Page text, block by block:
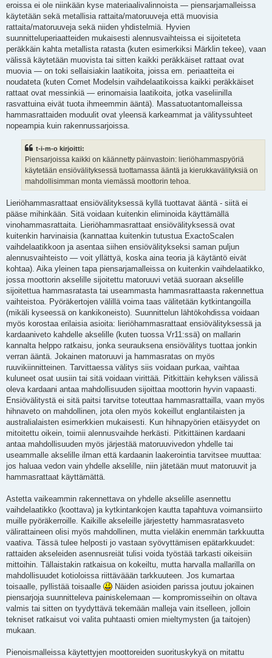
eroissa ei ole niinkään kyse materiaalivalinnoista — piensarjamalleissa
käytetään sekä metallisia rattaita/matoruuveja että muovisia
rattaita/matoruuveja sekä niiden yhdistelmiä. Hyvien
suunnitteluperiaatteiden mukaisesti alennusvaihteissa ei sijoiteteta
peräkkäin kahta metallista ratasta (kuten esimerkiksi Märklin tekee), vaan
välissä käytetään muovista tai sitten kaikki peräkkäiset rattaat ovat
muovia — on toki sellaisiakin laatikoita, joissa em. periaatteita ei
noudateta (kuten Comet Modelsin vaihdelaatikoissa kaikki peräkkäiset
rattaat ovat messinkiä — erinomaisia laatikoita, jotka vaseliinilla
rasvattuina eivät tuota ihmeemmin ääntä). Massatuotantomalleissa
hammasrattaiden moduulit ovat yleensä karkeammat ja välityssuhteet
nopeampia kuin rakennussarjoissa.
t-i-m-o kirjoitti:
Piensarjoissa kaikki on käännetty päinvastoin: lieriöhammaspyöriä
käytetään ensiövälityksessä tuottamassa ääntä ja kierukkavälityksiä on
mahdollisimman monta viemässä moottorin tehoa.
Lieriöhammasrattaat ensiövälityksessä kyllä tuottavat ääntä - siitä ei
pääse mihinkään. Sitä voidaan kuitenkin eliminoida käyttämällä
vinohammasrattaita. Lieriöhammasrattaat ensiövälityksessä ovat
kuitenkin harvinaisia (kannattaa kuitenkin tutustua ExactoScalen
vaihdelaatikkoon ja asentaa siihen ensiövälitykseksi saman puljun
alennusvaihteisto — voit yllättyä, koska aina teoria jä käytäntö eivät
kohtaa). Aika yleinen tapa piensarjamalleissa on kuitenkin vaihdelaatikko,
jossa moottorin akselille sijoitettu matoruuvi vetää suoraan akselille
sijoitettua hammasratasta tai useammasta hammasrattaasta rakennettua
vaihteistoa. Pyöräkertojen välillä voima taas välitetään kytkintangoilla
(mikäli kyseessä on kankikoneisto). Suunnittelun lähtökohdissa voidaan
myös korostaa erilaisia asioita: lieriöhammasrattaat ensiövälityksessä ja
kardaaniveto kahdelle akselille (kuten tuossa Vr11:ssä) on mallarin
kannalta helppo ratkaisu, jonka seurauksena ensiövälitys tuottaa jonkin
verran ääntä. Jokainen matoruuvi ja hammasratas on myös
ruuvikiinnitteinen. Tarvittaessa välitys siis voidaan purkaa, vaihtaa
kuluneet osat uusiin tai sitä voidaan virittää. Pitkittäin kehyksen välissä
oleva kardaani antaa mahdollisuuden sijoittaa moottorin hyvin vapaasti.
Ensiövälitystä ei sitä paitsi tarvitse toteuttaa hammasrattailla, vaan myös
hihnaveto on mahdollinen, jota olen myös kokeillut englantilaisten ja
australialaisten esimerkkien mukaisesti. Kun hihnapyörien etäisyydet on
mitoitettu oikein, toimii alennusvaihde herkästi. Pitkittäinen kardaani
antaa mahdollisuuden myös järjestää matoruuvivedon yhdelle tai
useammalle akselille ilman että kardaanin laakerointia tarvitsee muuttaa:
jos haluaa vedon vain yhdelle akselille, niin jätetään muut matoruuvit ja
hammasrattaat käyttämättä.
Astetta vaikeammin rakennettava on yhdelle akselille asennettu
vaihdelaatikko (koottava) ja kytkintankojen kautta tapahtuva voimansiirto
muille pyöräkerroille. Kaikille akseleille järjestetty hammasratasveto
välirattaineen olisi myös mahdollinen, mutta vieläkin enemmän tarkkuutta
vaativa. Tässä tulee helposti jo vastaan syövyttämisen epätarkkuudet:
rattaiden akseleiden asennusreiät tulisi voida työstää tarkasti oikeisiin
mittoihin. Tällaistakin ratkaisua on kokeiltu, mutta harvalla mallarilla on
mahdollisuudet kotioloissa riittäväään tarkkuuteen. Jos kumartaa
toisaalle, pyllistää toisaalle
Näiden asioiden parissa joutuu jokainen
piensarjoja suunnitteleva painiskelemaan — kompromisseihin on oltava
valmis tai sitten on tyydyttävä tekemään malleja vain itselleen, jolloin
tekniset ratkaisut voi valita puhtaasti omien mieltymysten (ja taitojen)
mukaan.
Pienoismalleissa käytettyjen moottoreiden suorituskykyä on mitattu